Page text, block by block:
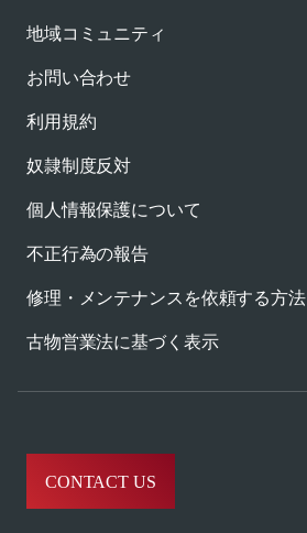
地域コミュニティ
お問い合わせ
利用規約
奴隷制度反対
個人情報保護について
不正行為の報告
修理・メンテナンスを依頼する方法
古物営業法に基づく表示
CONTACT US